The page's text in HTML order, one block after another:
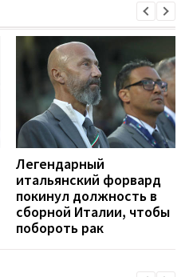
Легендарный
итальянский форвард
покинул должность в
сборной Италии, чтобы
побороть рак